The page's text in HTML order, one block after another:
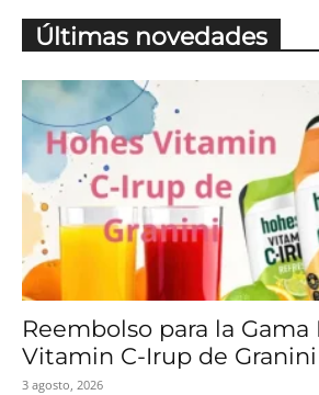
Últimas novedades
Reembolso para la Gama
Vitamin C-Irup de Granini
3 agosto, 2026